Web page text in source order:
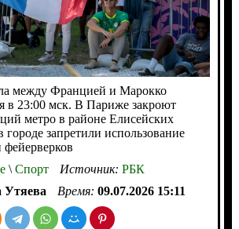
между Францией и Марокко
в 23:00 мск. В Париже закроют
метро в районе Елисейских
запретили использование
\Спорт Источник: РБК
Утяева Время: 09.07.2026 15:11